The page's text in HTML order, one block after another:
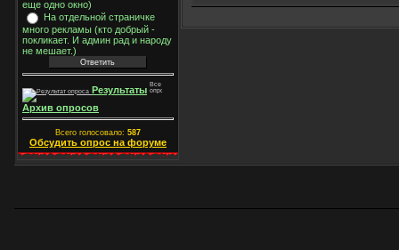
еще одно окно)
На отдельной страничке
много рекламы (кто добрый -
покликает. И админ рад и народу
не мешает.)
Результаты
Архив опросов
Всего голосовало: 587
Обсудить опрос на форуме